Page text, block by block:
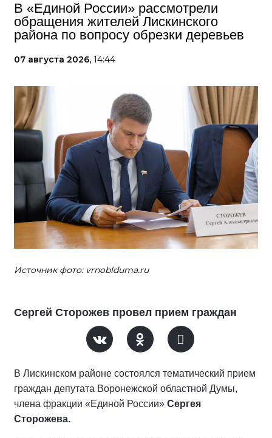
В «Единой России» рассмотрели
обращения жителей Лискинского
района по вопросу обрезки деревьев
07 августа 2026, 14:44
Источник фото: vrnoblduma.ru
Сергей Сторожев провел прием граждан
В Лискинском районе состоялся тематический прием
граждан депутата Воронежской областной Думы,
члена фракции «Единой России» Сергея
Сторожева.